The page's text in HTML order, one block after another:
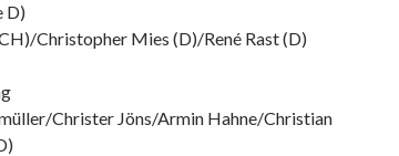
D)
Christopher Mies (D)/René Rast (D)
Christer Jöns/Armin Hahne/Christian